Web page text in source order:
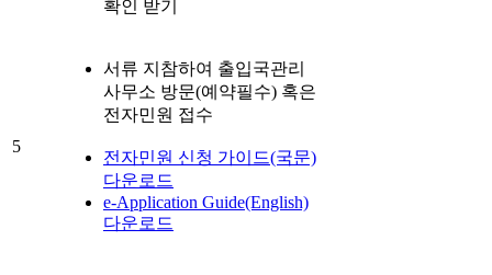
확인 받기
5
서류 지참하여 출입국관리
사무소 방문(예약필수) 혹은
전자민원 접수
전자민원 신청 가이드(국문)
다운로드
e-Application Guide(English)
다운로드